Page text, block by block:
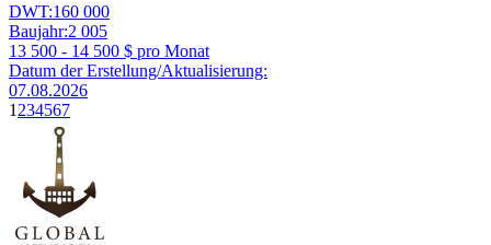
DWT:160 000
Baujahr:2 005
13 500 - 14 500 $ pro Monat
Datum der Erstellung/Aktualisierung:
07.08.2026
1 234567